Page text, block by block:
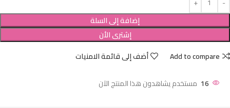
إضافة إلى السلة
إشترى الأن
Add to compare
أضف إلى قائمة الامنيات
16 مستخدم يشاهدون هذا المنتج الآن